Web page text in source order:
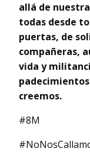
allá de
todas desde
puertas, de
compañeras,
vida y
creemos.
#8M